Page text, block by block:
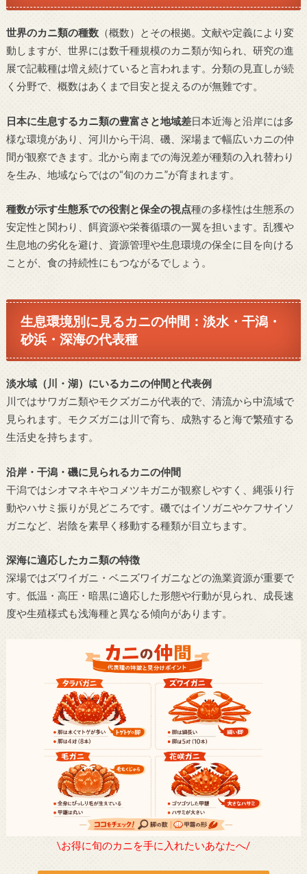
世界のカニ類の種数（概数）とその根拠。文献や定義により変
動しますが、世界には数千種規模のカニ類が知られ、研究の進
展で記載種は増え続けていると言われます。分類の見直しが続
く分野で、概数はあくまで目安と捉えるのが無難です。
日本に生息するカニ類の豊富さと地域差日本近海と沿岸には多
様な環境があり、河川から干潟、磯、深場まで幅広いカニの仲
間が観察できます。北から南までの海況差が種類の入れ替わり
を生み、地域ならではの“旬のカニ”が育まれます。
種数が示す生態系での役割と保全の視点種の多様性は生態系の
安定性と関わり、餌資源や栄養循環の一翼を担います。乱獲や
生息地の劣化を避け、資源管理や生息環境の保全に目を向ける
ことが、食の持続性にもつながるでしょう。
生息環境別に見るカニの仲間：淡水・干潟・
砂浜・深海の代表種
淡水域（川・湖）にいるカニの仲間と代表例
川ではサワガニ類やモクズガニが代表的で、清流から中流域で
見られます。モクズガニは川で育ち、成熟すると海で繁殖する
生活史を持ちます。
沿岸・干潟・磯に見られるカニの仲間
干潟ではシオマネキやコメツキガニが観察しやすく、縄張り行
動やハサミ振りが見どころです。磯ではイソガニやケフサイソ
ガニなど、岩陰を素早く移動する種類が目立ちます。
深海に適応したカニ類の特徴
深場ではズワイガニ・ベニズワイガニなどの漁業資源が重要で
す。低温・高圧・暗黒に適応した形態や行動が見られ、成長速
度や生殖様式も浅海種と異なる傾向があります。
\お得に旬のカニを手に入れたいあなたへ/